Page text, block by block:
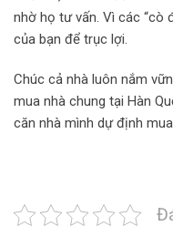
nhờ họ tư vấn. Vì các “cò
của bạn để trục lợi.
Chúc cả nhà luôn nắm
mua nhà chung tại Hàn
căn nhà mình dự định